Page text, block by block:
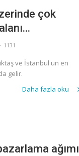
çok
1131
ve İstanbul un en
gelir.
Daha fazla oku
ağımı